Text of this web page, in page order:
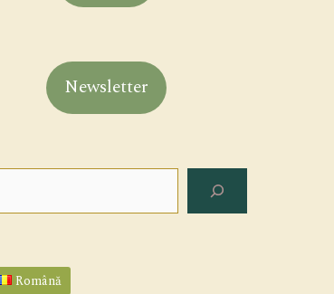
Newsletter
Română